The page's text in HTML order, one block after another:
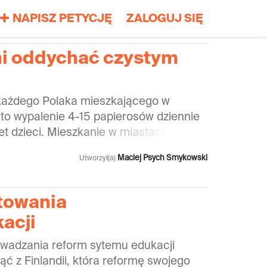
NAPISZ PETYCJĘ ZALOGUJ SIĘ
oddychać czystym
Polaka mieszkającego w
wypalenie 4-15 papierosów dziennie
dzieci. Mieszkanie w miastach to
Dlatego prosimy o podpisanie
Utworzył(a) Maciej Psych Smykowski
reform sytemu edukacji
z Finlandii, która reformę swojego